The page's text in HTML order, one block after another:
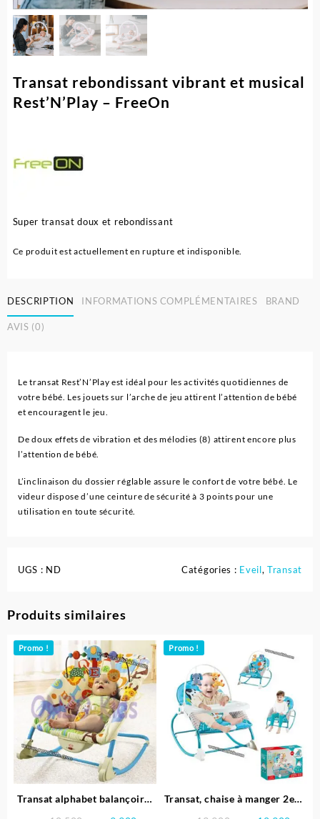
Transat rebondissant vibrant et musical
Rest’N’Play – FreeOn
Super transat doux et rebondissant
Ce produit est actuellement en rupture et indisponible.
DESCRIPTION INFORMATIONS COMPLÉMENTAIRES BRAND
AVIS (0)
Le transat Rest’N’Play est idéal pour les activités quotidiennes de
votre bébé. Les jouets sur l’arche de jeu attirent l’attention de bébé
et encouragent le jeu.
De doux effets de vibration et des mélodies (8) attirent encore plus
l’attention de bébé.
L’inclinaison du dossier réglable assure le confort de votre bébé. Le
videur dispose d’une ceinture de sécurité à 3 points pour une
utilisation en toute sécurité.
UGS : ND Catégories : Eveil,Transat
Produits similaires
Promo !
Transat alphabet balançoire,
Promo !
Transat, chaise à manger 2en1